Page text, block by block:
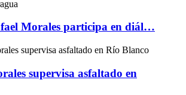
Morales participa en diál…
supervisa asfaltado en